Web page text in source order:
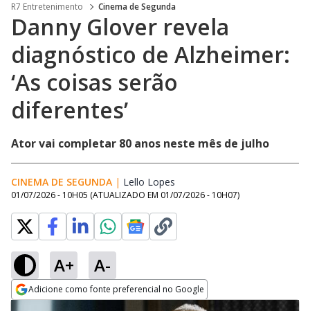
R7 Entretenimento Cinema de Segunda
Danny Glover revela
diagnóstico de Alzheimer:
‘As coisas serão
diferentes’
Ator vai completar 80 anos neste mês de julho
CINEMA DE SEGUNDA | Lello Lopes
01/07/2026 - 10H05 (ATUALIZADO EM 01/07/2026 - 10H07)
A+ A-
Adicione como fonte preferencial no Google